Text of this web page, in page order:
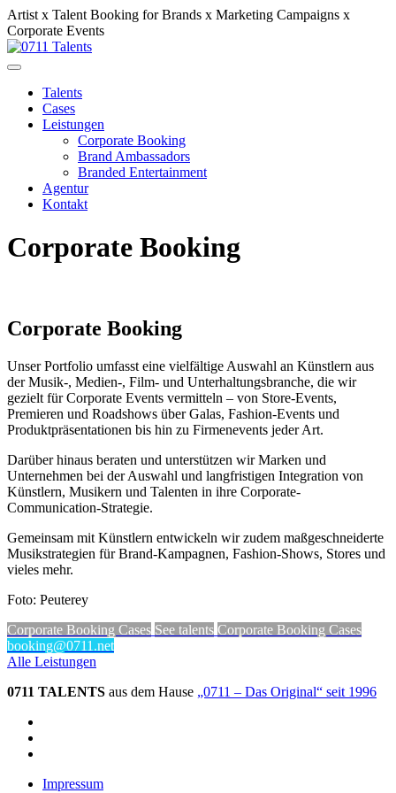
Artist x Talent Booking for Brands x Marketing Campaigns x
Corporate Events
Talents
Cases
Leistungen
Corporate Booking
Brand Ambassadors
Branded Entertainment
Agentur
Kontakt
Corporate Booking
Corporate Booking
Unser Portfolio umfasst eine vielfältige Auswahl an Künstlern aus
der Musik-, Medien-, Film- und Unterhaltungsbranche, die wir
gezielt für Corporate Events vermitteln – von Store-Events,
Premieren und Roadshows über Galas, Fashion-Events und
Produktpräsentationen bis hin zu Firmenevents jeder Art.
Darüber hinaus beraten und unterstützen wir Marken und
Unternehmen bei der Auswahl und langfristigen Integration von
Künstlern, Musikern und Talenten in ihre Corporate-
Communication-Strategie.
Gemeinsam mit Künstlern entwickeln wir zudem maßgeschneiderte
Musikstrategien für Brand-Kampagnen, Fashion-Shows, Stores und
vieles mehr.
Foto: Peuterey
Corporate Booking Cases See talents Corporate Booking Cases
booking@0711.net
Alle Leistungen
0711 TALENTS aus dem Hause „0711 – Das Original“ seit 1996
Impressum